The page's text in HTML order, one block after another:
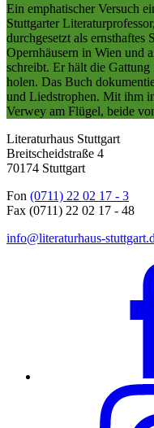
Ein emphatischer Versuch
Stuttgarter
durchgesetzt als ernsthaftes
Opernhäusern in Wien und
schreibt. Er hält die
holen. Das Buch
und Liedstrophen. Mit ihm
Verwey am Flügel, beide
Literaturhaus Stuttgart
Breitscheidstraße 4
70174 Stuttgart
Fon (0711) 22 02 17 - 3
Fax (0711) 22 02 17 - 48
info@literaturhaus-